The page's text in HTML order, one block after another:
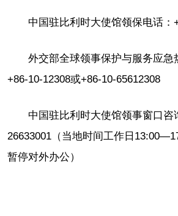
中国驻比利时大使馆领保电话：
外交部全球领事保护与服务应急
+86-10-12308或+86-10-65612308
中国驻比利时大使馆领事窗口咨
26633001（当地时间工作日
暂停对外办公）